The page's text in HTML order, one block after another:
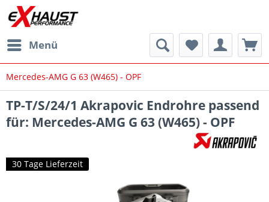
Menü
Mercedes-AMG G 63 (W465) - OPF
TP-T/S/24/1 Akrapovic Endrohre passend
für: Mercedes-AMG G 63 (W465) - OPF
30 Tage Lieferzeit